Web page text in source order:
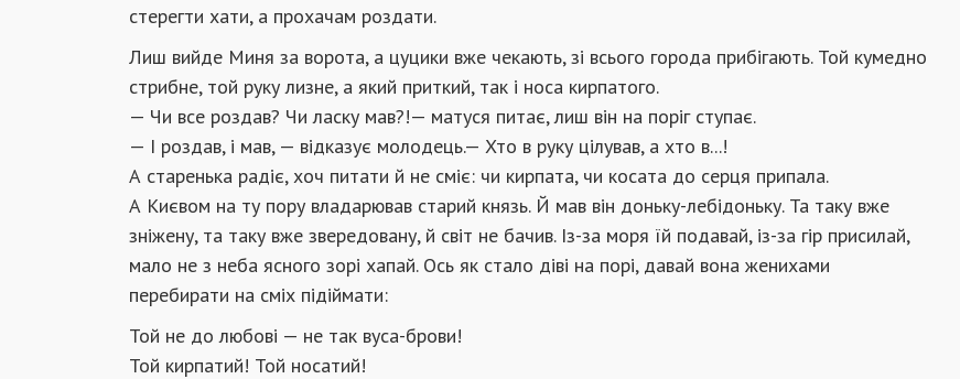
стерегти хати, а прохачам роздати.
Лиш вийде Миня за ворота, а цуцики вже чекають, зі всього города прибігають. Той кумедно
стрибне, той руку лизне, а який приткий, так і носа кирпатого.
— Чи все роздав? Чи ласку мав?!— матуся питає, лиш він на поріг ступає.
— І роздав, і мав, — відказує молодець.— Хто в руку цілував, а хто в...!
А старенька радіє, хоч питати й не сміє: чи кирпата, чи косата до серця припала.
А Києвом на ту пору владарював старий князь. Й мав він доньку-лебідоньку. Та таку вже
зніжену, та таку вже звередовану, й світ не бачив. Із-за моря їй подавай, із-за гір присилай,
мало не з неба ясного зорі хапай. Ось як стало діві на порі, давай вона женихами
перебирати на сміх підіймати:
Той не до любові — не так вуса-брови!
Той кирпатий! Той носатий!